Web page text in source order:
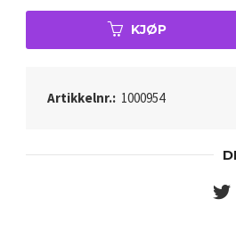
KJØP
Artikkelnr.: 1000954